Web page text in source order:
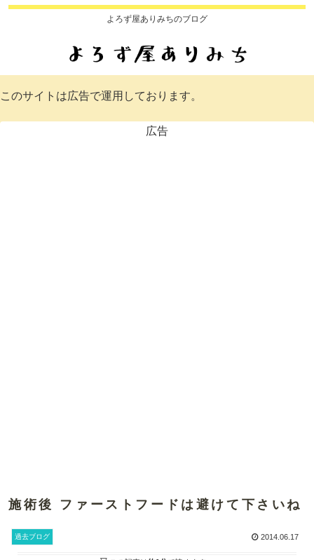
よろず屋ありみちのブログ
このサイトは広告で運用しております。
広告
施術後 ファーストフードは避けて下さいね
過去ブログ 2014.06.17